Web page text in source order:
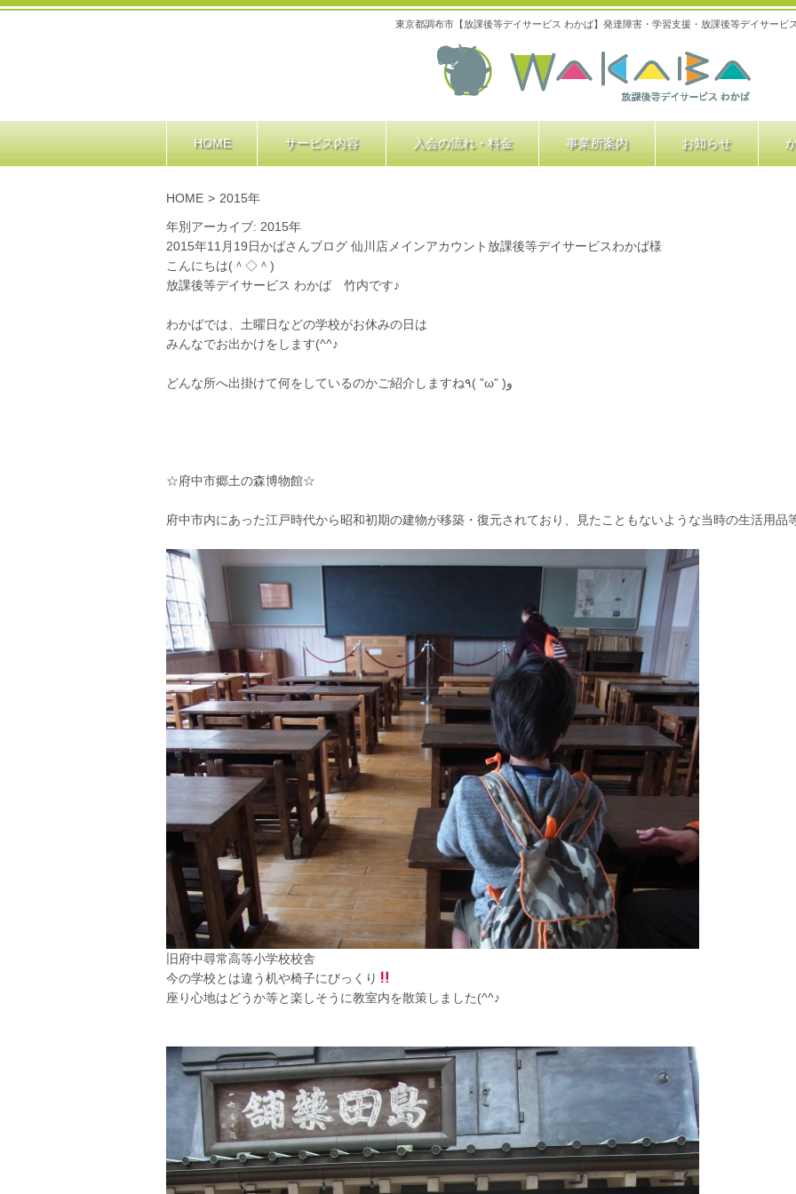
東京都調布市【放課後等デイサービス わかば】発達障害・学習支援・放課後等デイサービス
HOME サービス内容 入会の流れ・料金 事業所案内 お知らせ
HOME > 2015年
年別アーカイブ: 2015年
2015年11月19日かばさんブログ 仙川店 メインアカウント放課後等デイサービスわかば様
こんにちは(＾◇＾)
放課後等デイサービス わかば 竹内です♪
わかばでは、土曜日などの学校がお休みの日は
みんなでお出かけをします(^^♪
どんな所へ出掛けて何をしているのかご紹介しますね٩( ”ω” )و
☆府中市郷土の森博物館☆
府中市内にあった江戸時代から昭和初期の建物が移築・復元されており、見たこともないような当時の生活用品
旧府中尋常高等小学校校舎
今の学校とは違う机や椅子にびっくり
座り心地はどうか等と楽しそうに教室内を散策しました(^^♪